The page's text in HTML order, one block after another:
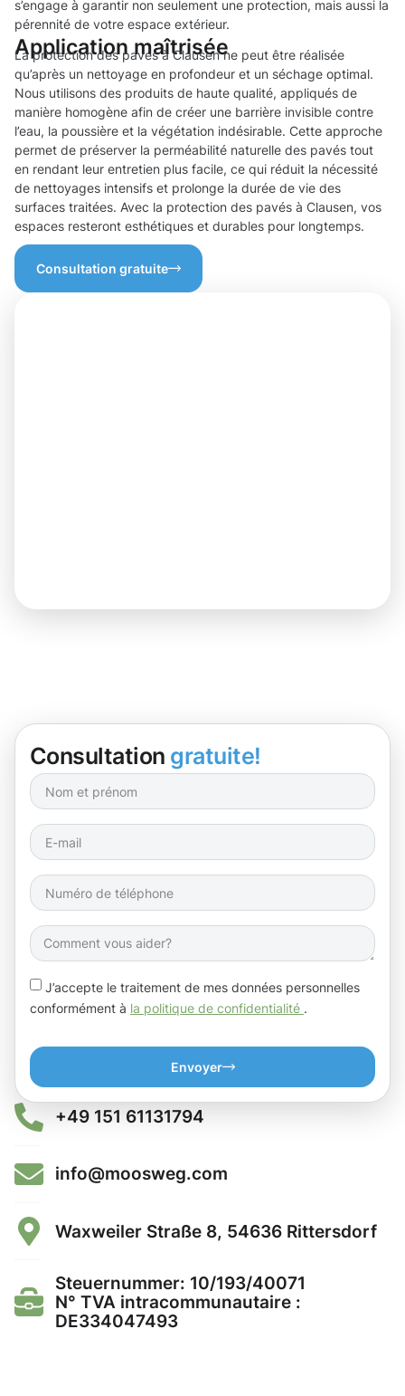
s’engage à garantir non seulement une protection, mais aussi la
pérennité de votre espace extérieur.
Application maîtrisée
La protection des pavés à Clausen ne peut être réalisée
qu’après un nettoyage en profondeur et un séchage optimal.
Nous utilisons des produits de haute qualité, appliqués de
manière homogène afin de créer une barrière invisible contre
l’eau, la poussière et la végétation indésirable. Cette approche
permet de préserver la perméabilité naturelle des pavés tout
en rendant leur entretien plus facile, ce qui réduit la nécessité
de nettoyages intensifs et prolonge la durée de vie des
surfaces traitées. Avec la protection des pavés à Clausen, vos
espaces resteront esthétiques et durables pour longtemps.
Consultation gratuite
Consultation gratuite!
J’accepte le traitement de mes données personnelles
conformément à la politique de confidentialité .
Envoyer
+49 151 61131794
info@moosweg.com
Waxweiler Straße 8, 54636 Rittersdorf
Steuernummer: 10/193/40071
N° TVA intracommunautaire :
DE334047493